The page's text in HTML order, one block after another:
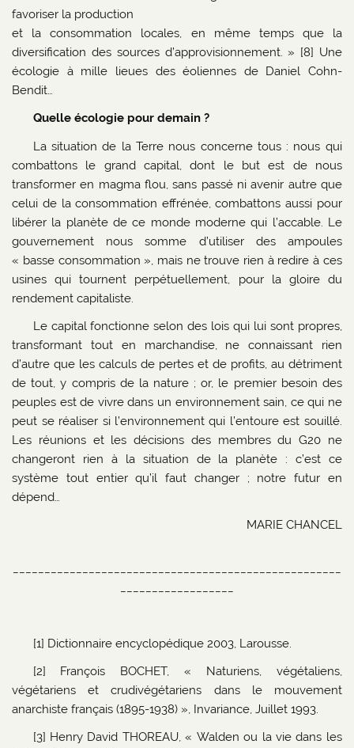
favoriser la production
et la consommation locales, en même temps que la
diversification des sources d’approvisionnement. » [8] Une
écologie à mille lieues des éoliennes de Daniel Cohn-
Bendit…
Quelle écologie pour demain ?
La situation de la Terre nous concerne tous : nous qui
combattons le grand capital, dont le but est de nous
transformer en magma flou, sans passé ni avenir autre que
celui de la consommation effrénée, combattons aussi pour
libérer la planète de ce monde moderne qui l’accable. Le
gouvernement nous somme d’utiliser des ampoules
« basse consommation », mais ne trouve rien à redire à ces
usines qui tournent perpétuellement, pour la gloire du
rendement capitaliste.
Le capital fonctionne selon des lois qui lui sont propres,
transformant tout en marchandise, ne connaissant rien
d’autre que les calculs de pertes et de profits, au détriment
de tout, y compris de la nature ; or, le premier besoin des
peuples est de vivre dans un environnement sain, ce qui ne
peut se réaliser si l’environnement qui l’entoure est souillé.
Les réunions et les décisions des membres du G20 ne
changeront rien à la situation de la planète : c’est ce
système tout entier qu’il faut changer ; notre futur en
dépend…
MARIE CHANCEL
[1] Dictionnaire encyclopédique 2003, Larousse.
[2] François BOCHET, « Naturiens, végétaliens,
végétariens et crudivégétariens dans le mouvement
anarchiste français (1895-1938) », Invariance, Juillet 1993.
[3] Henry David THOREAU, « Walden ou la vie dans les